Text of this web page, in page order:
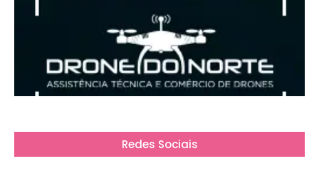
Redes Sociais